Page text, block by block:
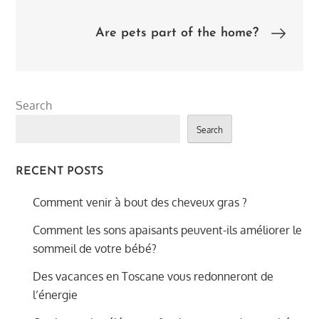
navigation
Are pets part of the home?
Search
Search
RECENT POSTS
Comment venir à bout des cheveux gras ?
Comment les sons apaisants peuvent-ils améliorer le
sommeil de votre bébé?
Des vacances en Toscane vous redonneront de
l’énergie